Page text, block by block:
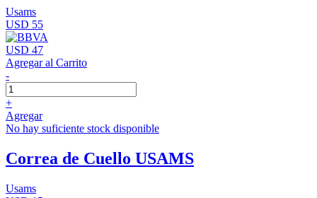
Usams
USD 55
USD 47
Agregar al Carrito
-
+
Agregar
No hay suficiente stock disponible
Correa de Cuello USAMS
Usams